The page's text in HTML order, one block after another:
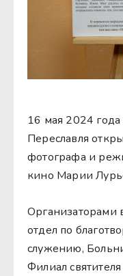
16 мая 2024
Переславля
фотографа и
кино Марии
Организаторами
отдел по
служению,
Филиал